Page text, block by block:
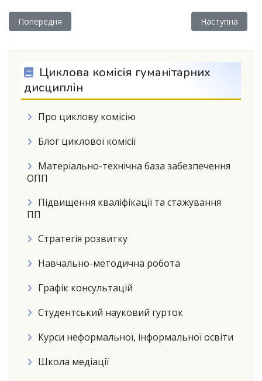
Попередня стаття: Незабутні вихідні в Карпатах як бонус
Попередня Наступна
Наступна
Циклова комісія гуманітарних
дисциплін
Про циклову комісію
Блог циклової комісії
Матеріально-технічна база забезпечення
ОПП
Підвищення кваліфікації та стажування
ПП
Стратегія розвитку
Навчально-методична робота
Графік консультацій
Студентський науковий гурток
Курси неформальної, інформальної освіти
Школа медіації